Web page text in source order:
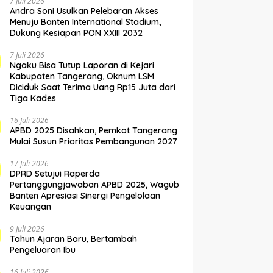
Andra Soni Usulkan Pelebaran Akses
Menuju Banten International Stadium,
Dukung Kesiapan PON XXIII 2032
7 Juli 2026
Ngaku Bisa Tutup Laporan di Kejari
Kabupaten Tangerang, Oknum LSM
Diciduk Saat Terima Uang Rp15 Juta dari
Tiga Kades
16 Juli 2026
APBD 2025 Disahkan, Pemkot Tangerang
Mulai Susun Prioritas Pembangunan 2027
17 Juli 2026
DPRD Setujui Raperda
Pertanggungjawaban APBD 2025, Wagub
Banten Apresiasi Sinergi Pengelolaan
Keuangan
9 Juli 2026
Tahun Ajaran Baru, Bertambah
Pengeluaran Ibu